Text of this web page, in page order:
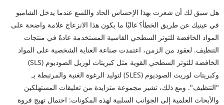
هل سبق لك أن شعرت بهذا الإحساس الحاد واللسع عندما يدخل الشامبو
في عينيك عن طريق الخطأ؟ غالبًا ما يكون هذا الانزعاج علامة واضحة على
المواد الخافضة للتوتر السطحي القاسية المستخدمة عادةً في منتجات
التنظيف. لعقود من الزمن، اعتمدت صناعة العناية الشخصية على المواد
الخافضة للتوتر السطحي القوية مثل كبريتات لوريل الصوديوم (SLS)
وكبريتات لوريث الصوديوم (SLES) لتوليد الرغوة الغنية والمرتبطة بـ
"التنظيف". ومع ذلك، تشير مجموعة متزايدة من تعليقات المستهلكين
والأبحاث العلمية إلى الجوانب السلبية لهذه المكونات: احتمال تهيج فروة